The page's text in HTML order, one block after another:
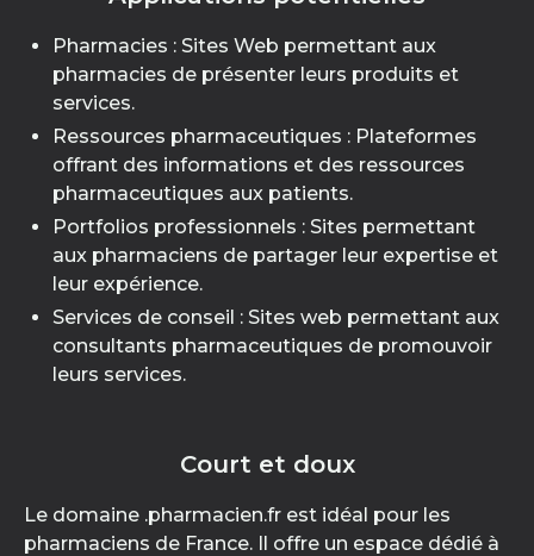
Pharmacies : Sites Web permettant aux
pharmacies de présenter leurs produits et
services.
Ressources pharmaceutiques : Plateformes
offrant des informations et des ressources
pharmaceutiques aux patients.
Portfolios professionnels : Sites permettant
aux pharmaciens de partager leur expertise et
leur expérience.
Services de conseil : Sites web permettant aux
consultants pharmaceutiques de promouvoir
leurs services.
Court et doux
Le domaine .pharmacien.fr est idéal pour les
pharmaciens de France. Il offre un espace dédié à